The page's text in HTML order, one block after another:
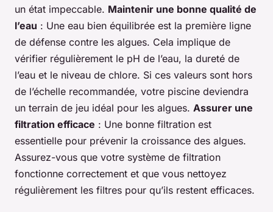
un état impeccable. Maintenir une bonne qualité de
l’eau : Une eau bien équilibrée est la première ligne
de défense contre les algues. Cela implique de
vérifier régulièrement le pH de l’eau, la dureté de
l’eau et le niveau de chlore. Si ces valeurs sont hors
de l’échelle recommandée, votre piscine deviendra
un terrain de jeu idéal pour les algues. Assurer une
filtration efficace : Une bonne filtration est
essentielle pour prévenir la croissance des algues.
Assurez-vous que votre système de filtration
fonctionne correctement et que vous nettoyez
régulièrement les filtres pour qu’ils restent efficaces.